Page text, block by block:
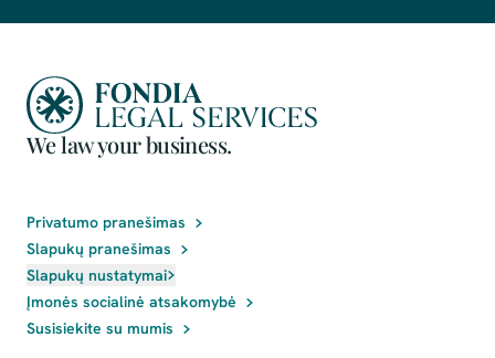
We law your business.
Privatumo pranešimas
Slapukų pranešimas
Slapukų nustatymai
Įmonės socialinė atsakomybė
Susisiekite su mumis